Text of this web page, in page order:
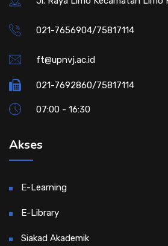
021-7656904/75817114
ft@upnvj.ac.id
021-7692860/75817114
07:00 - 16:30
Akses
E-Learning
E-Library
Siakad Akademik